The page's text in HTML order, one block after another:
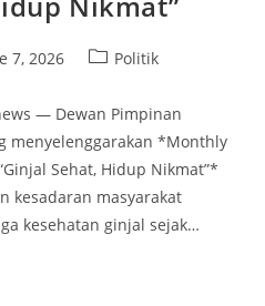
7, 2026
PostPolitik
— Dewan Pimpinan
menyelenggarakan *Monthly
Sehat, Hidup Nikmat”*
kesadaran masyarakat
kesehatan ginjal sejak…